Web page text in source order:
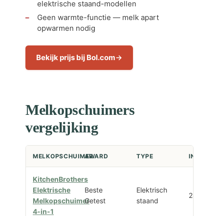
elektrische staand-modellen
Geen warmte-functie — melk apart
opwarmen nodig
Bekijk prijs bij Bol.com
Melkopschuimers
vergelijking
MELKOPSCHUIMERAWARD TYPE INHOUD
KitchenBrothers
Elektrische
Melkopschuimer
4-in-1
Beste
Getest
Elektrisch
staand
240 ml